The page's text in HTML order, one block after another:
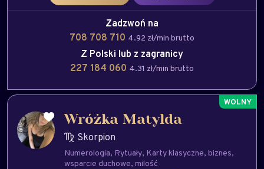
Zadzwoń na
708 708 710 4.92 zł/min brutto
Z Polski lub z zagranicy
227 184 060 4.31 zł/min brutto
Wróżka Matylda
Skorpion
Numerologia Rytuały Karty klasyczne biznes
wsparcie duchowe milość